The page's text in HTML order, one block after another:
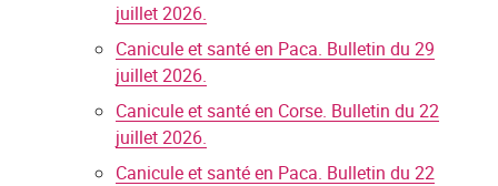
juillet 2026.
Canicule et santé en Paca. Bulletin du 29
juillet 2026.
Canicule et santé en Corse. Bulletin du 22
juillet 2026.
Canicule et santé en Paca. Bulletin du 22